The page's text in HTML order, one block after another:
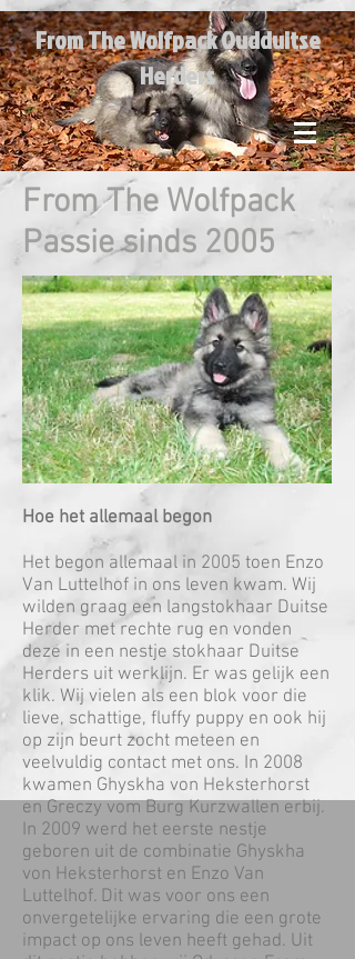
From The WolfpackOudduitse
Herders
From The Wolfpack
Passie sinds 2005
Hoe het allemaal begon
Het begon allemaal in 2005 toen Enzo
Van Luttelhof in ons leven kwam. Wij
wilden graag een langstokhaar Duitse
Herder met rechte rug en vonden
deze in een nestje stokhaar Duitse
Herders uit werklijn. Er was gelijk een
klik. Wij vielen als een blok voor die
lieve, schattige, fluffy puppy en ook hij
op zijn beurt zocht meteen en
veelvuldig contact met ons. In 2008
kwamen Ghyskha von Heksterhorst
en Greczy vom Burg Kurzwallen erbij.
In 2009 werd het eerste nestje
geboren uit de combinatie Ghyskha
von Heksterhorst en Enzo Van
Luttelhof. Dit was voor ons een
onvergetelijke ervaring die een grote
impact op ons leven heeft gehad. Uit